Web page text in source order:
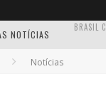
NOTÍCIAS
Notícias